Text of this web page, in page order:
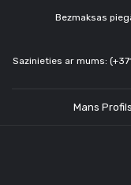
Bezmaksas
Sazinieties ar mums:
Mans Profils